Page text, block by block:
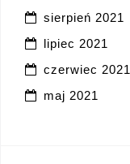
sierpień 2021
lipiec 2021
czerwiec 2021
maj 2021